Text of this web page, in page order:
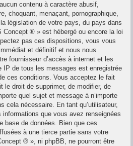
contenu à caractère abusif,
choquant, menaçant, pornographique,
législation de votre pays, du pays dans
Concept ® » est hébergé ou encore la loi
pas ces dispositions, vous vous
et définitif et nous nous
fournisseur d’accès à internet et les
IP de tous les messages est enregistrée
ces conditions. Vous acceptez le fait
le droit de supprimer, de modifier, de
quel sujet et message à n’importe
cela nécessaire. En tant qu’utilisateur,
que vous avez renseignées
base de données. Bien que ces
à une tierce partie sans votre
® », ni phpBB, ne pourront être